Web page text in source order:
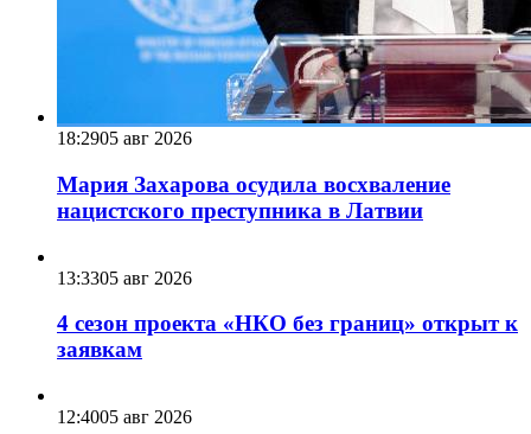
18:2905 авг 2026
Мария Захарова осудила восхваление
нацистского преступника в Латвии
13:3305 авг 2026
4 сезон проекта «НКО без границ» открыт к
заявкам
12:4005 авг 2026